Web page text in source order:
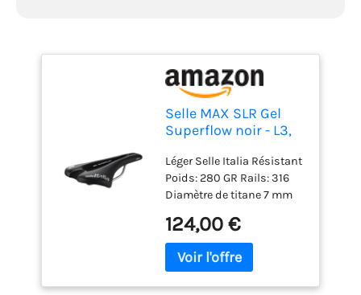
Selle MAX SLR Gel
Superflow noir - L3,
Léger Selle Italia Résistant
Poids: 280 GR Rails: 316
Diamètre de titane 7 mm
travers un élastomère
entre le revêtement et les
rails
124,00 €